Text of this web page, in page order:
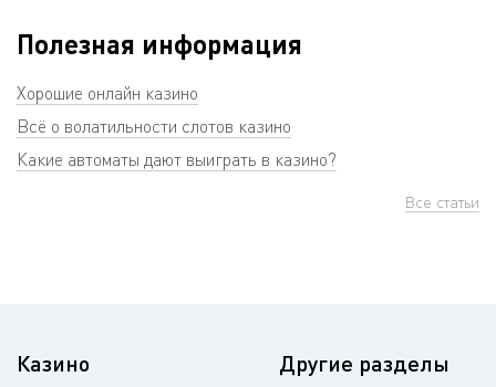
Полезная информация
Хорошие онлайн казино
Всё о волатильности слотов казино
Какие автоматы дают выиграть в казино?
Все статьи
Казино Другие разделы